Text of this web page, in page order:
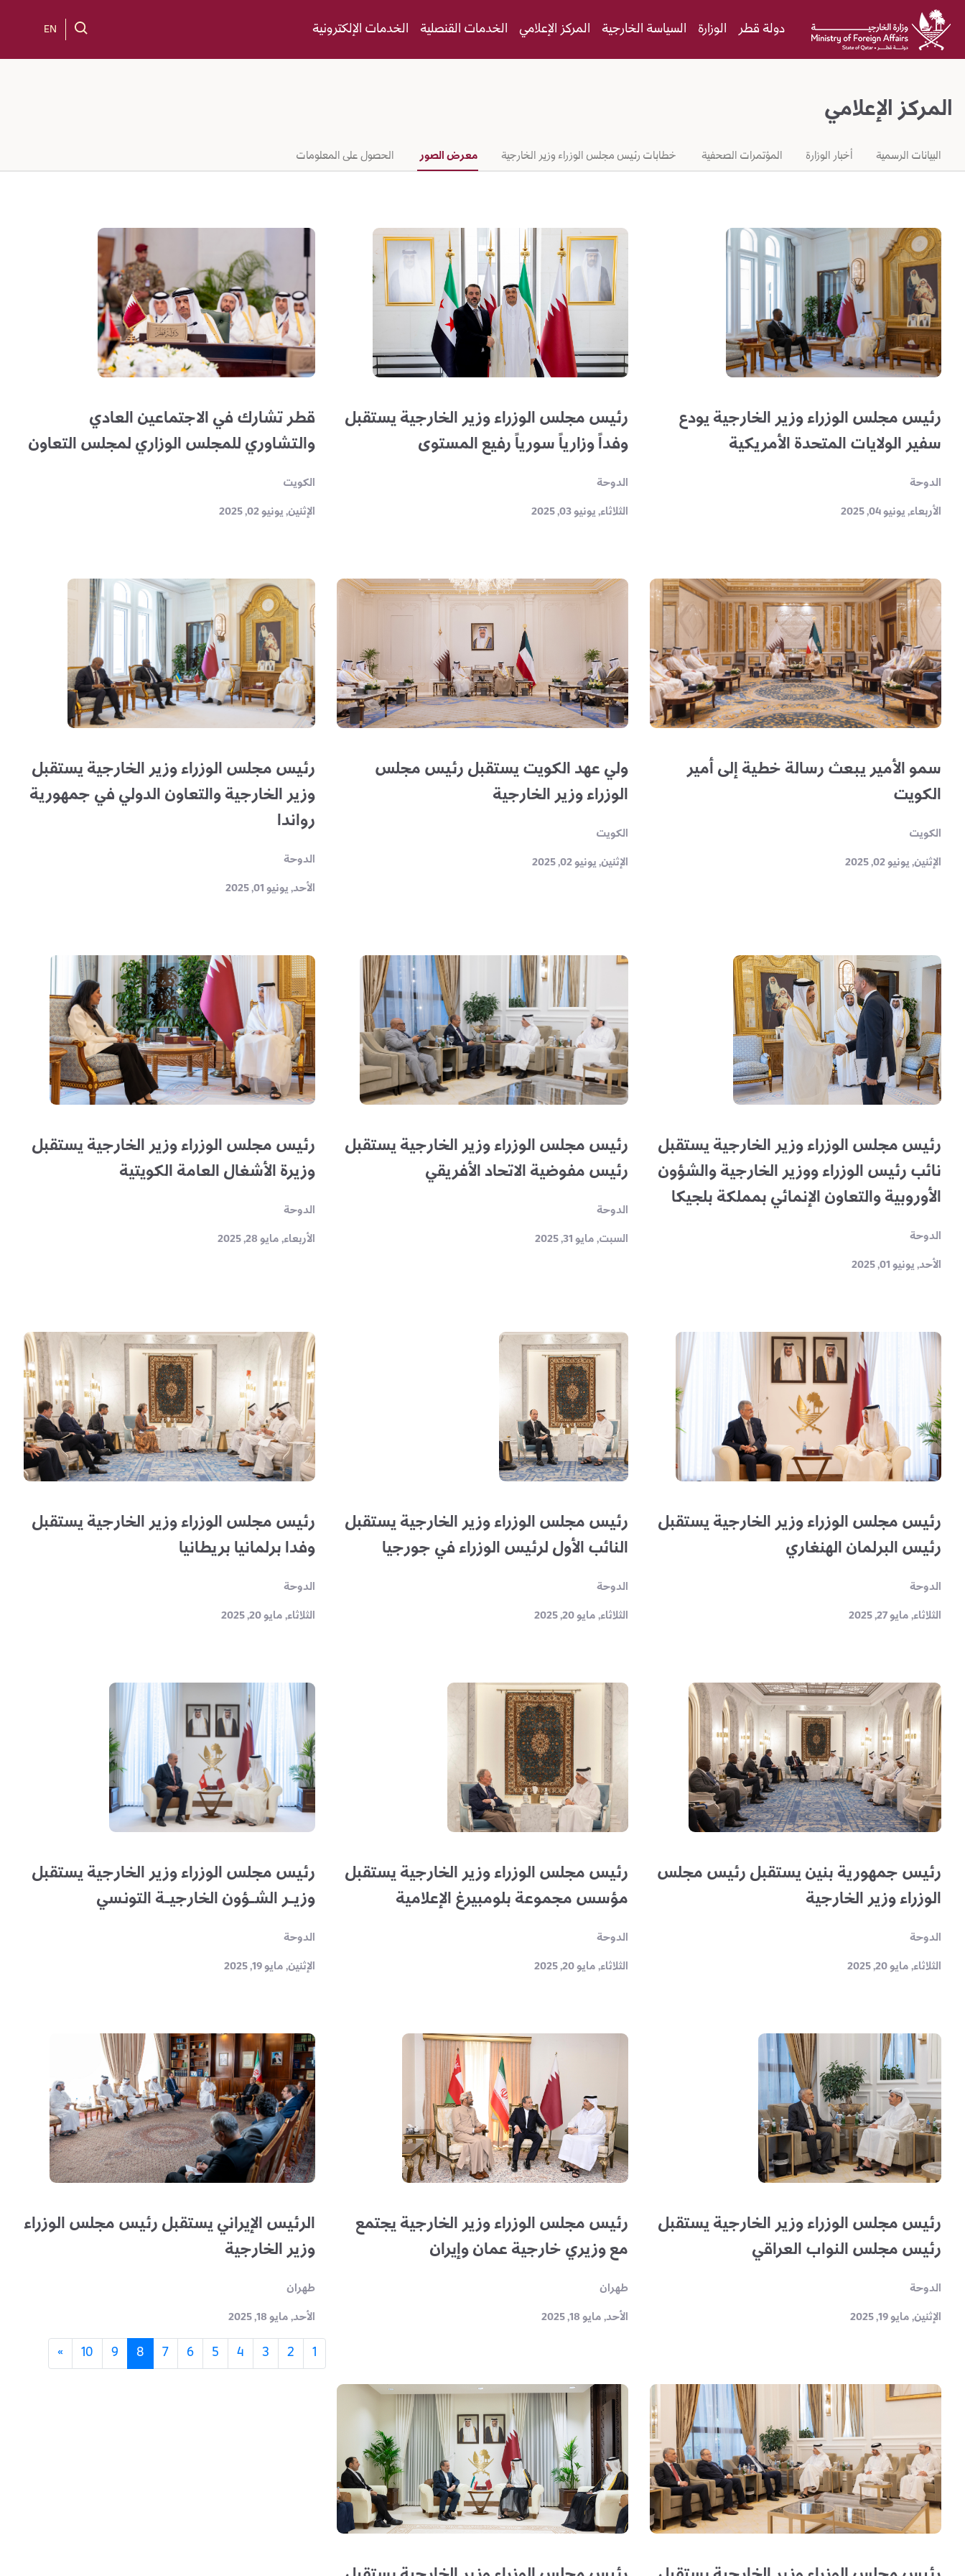
Skip to Main Content
دولة قطر الوزارة السياسة الخارجية المركز الإعلامي الخدمات القنصلية الخدمات الإلكترونية EN
المركز الإعلامي
البيانات الرسمية أخبار الوزارة المؤتمرات الصحفية خطابات رئيس مجلس الوزراء وزير الخارجية معرض الصور الحصول على المعلومات
رئيس مجلس الوزراء وزير الخارجية يودع
سفير الولايات المتحدة الأمريكية
الدوحة
الأربعاء, يونيو 04, 2025
رئيس مجلس الوزراء وزير الخارجية يستقبل
وفداً وزارياً سورياً رفيع المستوى
الدوحة
الثلاثاء, يونيو 03, 2025
قطر تشارك في الاجتماعين العادي
والتشاوري للمجلس الوزاري لمجلس التعاون
الكويت
الإثنين, يونيو 02, 2025
سمو الأمير يبعث رسالة خطية إلى أمير
الكويت
الكويت
الإثنين, يونيو 02, 2025
ولي عهد الكويت يستقبل رئيس مجلس
الوزراء وزير الخارجية
الكويت
الإثنين, يونيو 02, 2025
رئيس مجلس الوزراء وزير الخارجية يستقبل
وزير الخارجية والتعاون الدولي في جمهورية
رواندا
الدوحة
الأحد, يونيو 01, 2025
رئيس مجلس الوزراء وزير الخارجية يستقبل
نائب رئيس الوزراء ووزير الخارجية والشؤون
الأوروبية والتعاون الإنمائي بمملكة بلجيكا
الدوحة
الأحد, يونيو 01, 2025
رئيس مجلس الوزراء وزير الخارجية يستقبل
رئيس مفوضية الاتحاد الأفريقي
الدوحة
السبت, مايو 31, 2025
رئيس مجلس الوزراء وزير الخارجية يستقبل
وزيرة الأشغال العامة الكويتية
الدوحة
الأربعاء, مايو 28, 2025
رئيس مجلس الوزراء وزير الخارجية يستقبل
رئيس البرلمان الهنغاري
الدوحة
الثلاثاء, مايو 27, 2025
رئيس مجلس الوزراء وزير الخارجية يستقبل
النائب الأول لرئيس الوزراء في جورجيا
الدوحة
الثلاثاء, مايو 20, 2025
رئيس مجلس الوزراء وزير الخارجية يستقبل
وفدا برلمانيا بريطانيا
الدوحة
الثلاثاء, مايو 20, 2025
رئيس جمهورية بنين يستقبل رئيس مجلس
الوزراء وزير الخارجية
الدوحة
الثلاثاء, مايو 20, 2025
رئيس مجلس الوزراء وزير الخارجية يستقبل
مؤسس مجموعة بلومبيرغ الإعلامية
الدوحة
الثلاثاء, مايو 20, 2025
رئيس مجلس الوزراء وزير الخارجية يستقبل
وزيـر الشـؤون الخارجيـة التونسي
الدوحة
الإثنين, مايو 19, 2025
رئيس مجلس الوزراء وزير الخارجية يستقبل
رئيس مجلس النواب العراقي
الدوحة
الإثنين, مايو 19, 2025
رئيس مجلس الوزراء وزير الخارجية يجتمع
مع وزيري خارجية عمان وإيران
طهران
الأحد, مايو 18, 2025
الرئيس الإيراني يستقبل رئيس مجلس الوزراء
وزير الخارجية
طهران
الأحد, مايو 18, 2025
1
2
3
4
5
6
7
8(الحالي)
9
10
»